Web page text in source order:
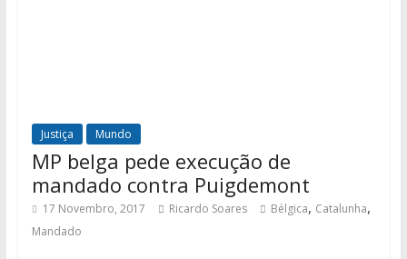
Justiça Mundo
MP belga pede execução de
mandado contra Puigdemont
17 Novembro, 2017 Ricardo Soares Bélgica, Catalunha,
Mandado